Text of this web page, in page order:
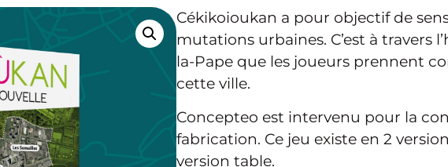
Cékikoioukan a pour objectif de
mutations urbaines. C’est à travers
la-Pape que les joueurs prennent
cette ville.
Concepteo est intervenu pour la
fabrication. Ce jeu existe en 2
version table.